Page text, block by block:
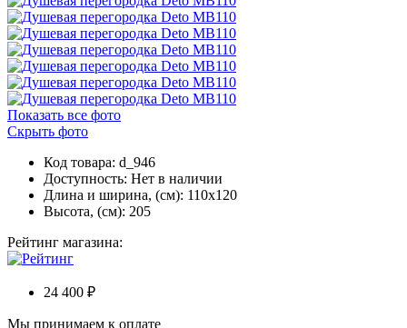
Показать все фото
Скрыть фото
Код товара: d_946
Доступность: Нет в наличии
Длина и ширина, (см): 110x120
Высота, (см): 205
Рейтинг магазина:
24 400 ₽
Мы принимаем к оплате